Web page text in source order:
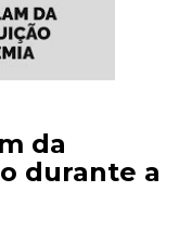
da
durante a